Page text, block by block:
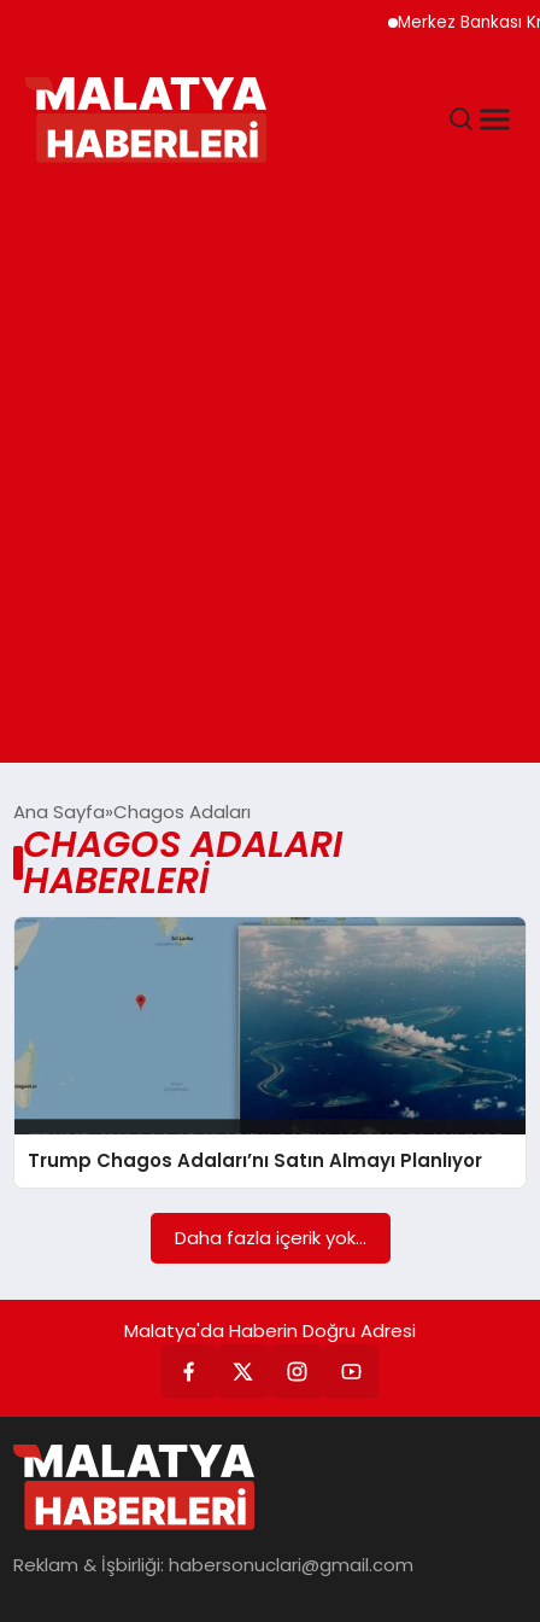
Merkez Bankası
GÜNDEM
DÜNYA
EKONOMI
MAGAZIN
SIYASET
TEKNOLOJI
Ana Sayfa Chagos Adaları
CHAGOS ADALARI
HABERLERI
Trump Chagos Adaları’nı Satın Almayı Planlıyor
Daha fazla içerik yok...
Malatya'da Haberin Doğru Adresi
Reklam & İşbirliği:habersonuclari@gmail.com